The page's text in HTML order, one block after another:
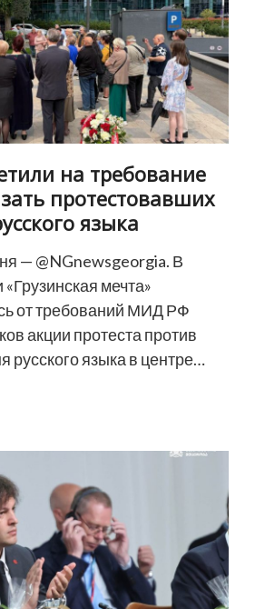
на требование
протестовавших
языка
— @NGnewsgeorgia. В
мечта»
от требований МИД РФ
акции протеста против
русского языка в центре…